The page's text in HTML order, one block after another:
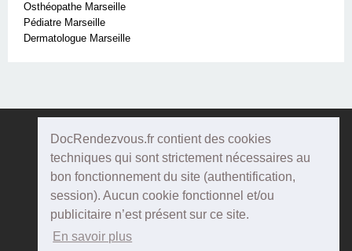
DocRendezvous.fr contient des cookies
techniques qui sont strictement nécessaires au
bon fonctionnement du site (authentification,
session). Aucun cookie fonctionnel et/ou
publicitaire n’est présent sur ce site.
En savoir plus
Osthéopathe Marseille
Pédiatre Marseille
Dermatologue Marseille
DocRendezvous
Qui sommes-nous ?
Conditions Générales d'utilisation